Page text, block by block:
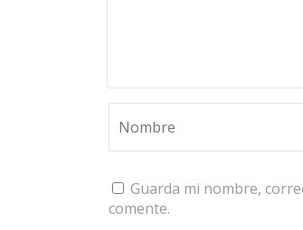
Guarda mi nombre,
comente.